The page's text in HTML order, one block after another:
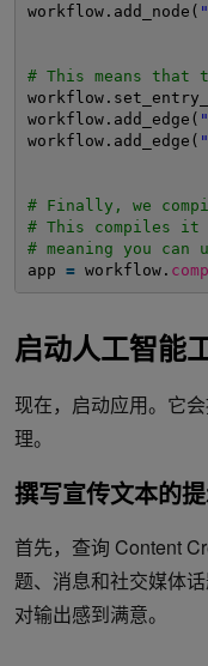
workflow.add_node(
# This means
workflow.add_edge(
workflow.add_edge(
# Finally, we
# This compiles it
# meaning you
app = workflow.
启动人工智能
现在，启动应用。它
理。
撰写宣传文本的
首先，查询 Content
题、消息和社交媒体
对输出感到满意。